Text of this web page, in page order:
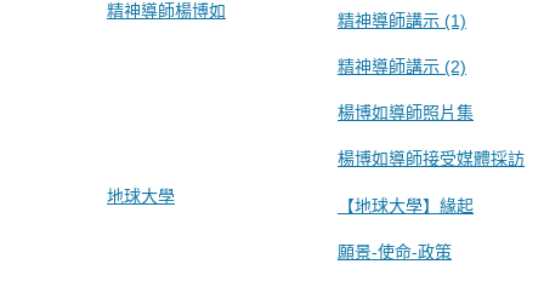
精神導師楊博如 精神導師講示 (1)
精神導師講示 (2)
楊博如導師照片集
楊博如導師接受媒體採訪
地球大學
【地球大學】緣起
願景-使命-政策